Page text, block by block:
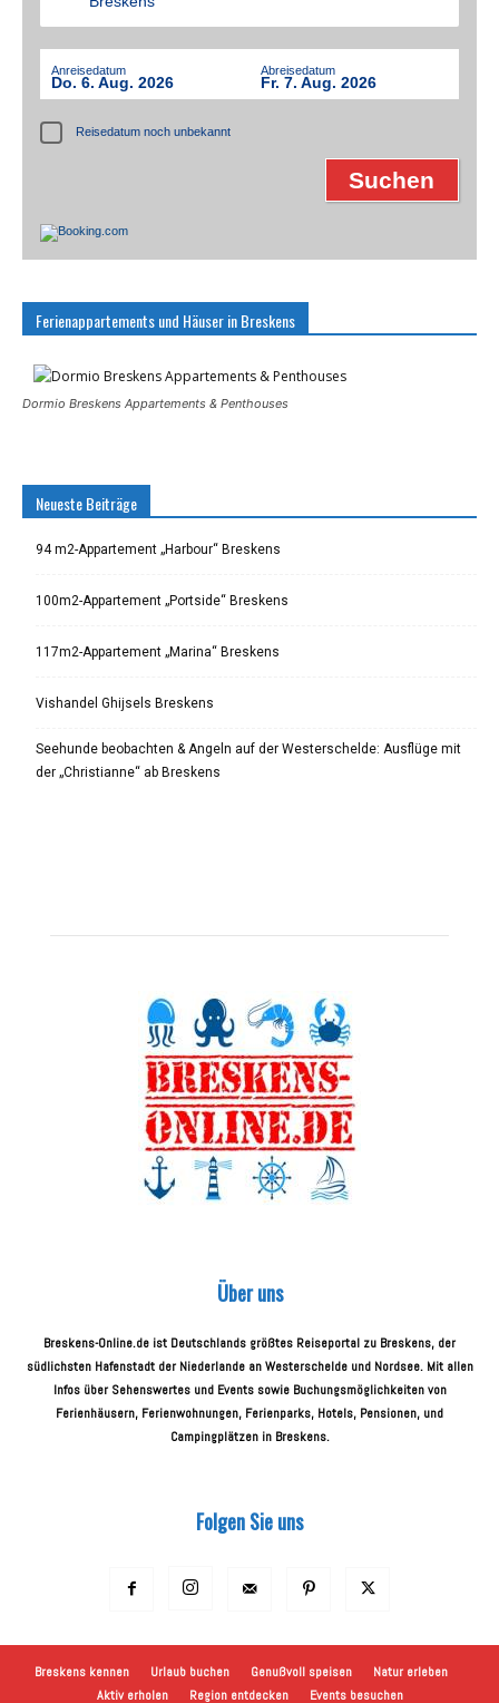
Anreisedatum
Do. 6. Aug. 2026
Abreisedatum
Fr. 7. Aug. 2026
Reisedatum noch unbekannt
Ferienappartements und Häuser in Breskens
Dormio Breskens Appartements & Penthouses
Neueste Beiträge
94 m2-Appartement „Harbour“ Breskens
100m2-Appartement „Portside“ Breskens
117m2-Appartement „Marina“ Breskens
Vishandel Ghijsels Breskens
Seehunde beobachten & Angeln auf der Westerschelde: Ausflüge mit
der „Christianne“ ab Breskens
Über uns
Breskens-Online.de ist Deutschlands größtes Reiseportal zu Breskens, der
südlichsten Hafenstadt der Niederlande an Westerschelde und Nordsee. Mit allen
Infos über Sehenswertes und Events sowie Buchungsmöglichkeiten von
Ferienhäusern, Ferienwohnungen, Ferienparks, Hotels, Pensionen, und
Campingplätzen in Breskens.
Folgen Sie uns
Breskens kennen Urlaub buchen Genußvoll speisen
Natur erleben
Aktiv erholen
Region entdecken Events besuchen